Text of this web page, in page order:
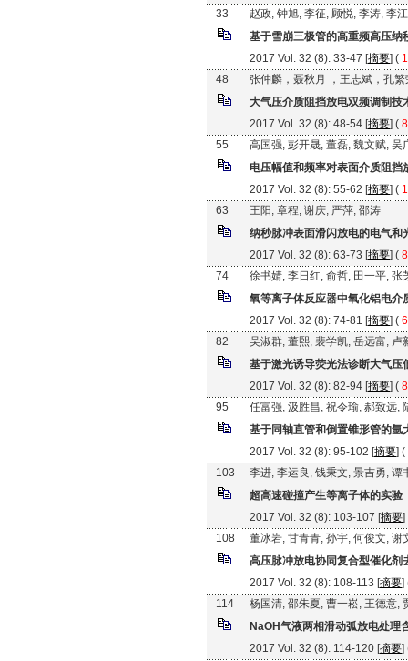
33
赵政, 钟旭, 李征, 顾悦, 李涛, 李
基于雪崩三极管的高重频高压纳
2017 Vol. 32 (8): 33-47 [摘要] (
48
张仲麟，聂秋月 ，王志斌，孔
大气压介质阻挡放电双频调制技
2017 Vol. 32 (8): 48-54 [摘要] (
55
高国强, 彭开晟, 董磊, 魏文赋, 吴
电压幅值和频率对表面介质阻挡
2017 Vol. 32 (8): 55-62 [摘要] (
63
王阳, 章程, 谢庆, 严萍, 邵涛
纳秒脉冲表面滑闪放电的电气和
2017 Vol. 32 (8): 63-73 [摘要] (
74
徐书婧, 李日红, 俞哲, 田一平, 张
氧等离子体反应器中氧化铝电介
2017 Vol. 32 (8): 74-81 [摘要] (
82
吴淑群, 董熙, 裴学凯, 岳远富, 卢
基于激光诱导荧光法诊断大气压
2017 Vol. 32 (8): 82-94 [摘要] (
95
任富强, 汲胜昌, 祝令瑜, 郝致远,
基于同轴直管和倒置锥形管的氩
2017 Vol. 32 (8): 95-102 [摘要] (
103
李进, 李运良, 钱秉文, 景吉勇, 谭
超高速碰撞产生等离子体的实验
2017 Vol. 32 (8): 103-107 [摘要]
108
董冰岩, 甘青青, 孙宇, 何俊文, 谢
高压脉冲放电协同复合型催化剂
2017 Vol. 32 (8): 108-113 [摘要]
114
杨国清, 邵朱夏, 曹一崧, 王德意,
NaOH气液两相滑动弧放电处理
2017 Vol. 32 (8): 114-120 [摘要]